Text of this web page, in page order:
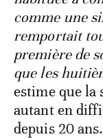
comme une
remportait
première de
que les
estime que la
autant en
depuis 20 ans.